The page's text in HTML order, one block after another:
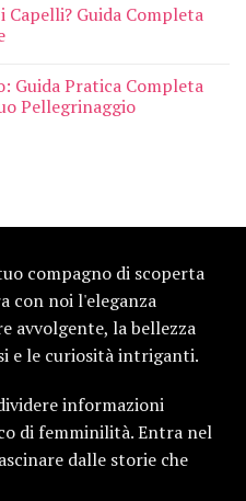
Capelli? Guida Completa
Guida Pratica Completa
Pellegrinaggio
compagno di scoperta
con noi l'eleganza
avvolgente, la bellezza
e le curiosità intriganti.
informazioni
di femminilità. Entra nel
dalle storie che